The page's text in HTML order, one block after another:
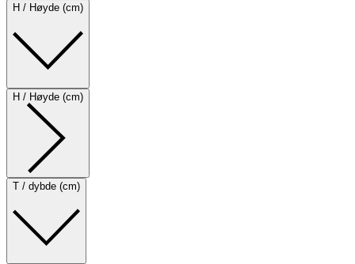
H / Høyde (cm)
H / Høyde (cm)
T / dybde (cm)